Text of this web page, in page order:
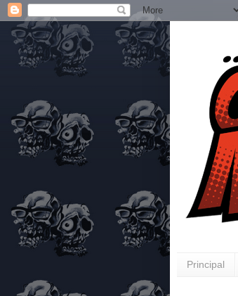
Principal